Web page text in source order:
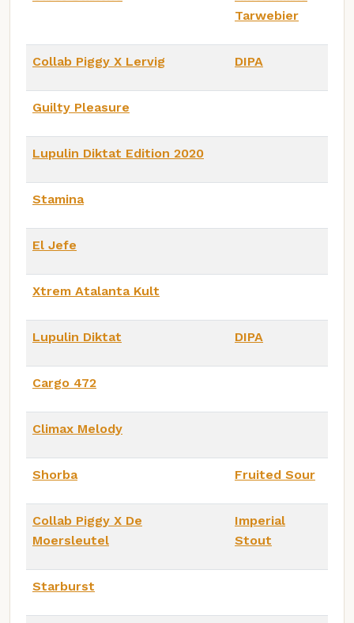
Tarwebier
Collab Piggy X Lervig DIPA
Guilty Pleasure
Lupulin Diktat Edition 2020
Stamina
El Jefe
Xtrem Atalanta Kult
Lupulin Diktat DIPA
Cargo 472
Climax Melody
Shorba Fruited Sour
Collab Piggy X De
Moersleutel
Imperial
Stout
Starburst